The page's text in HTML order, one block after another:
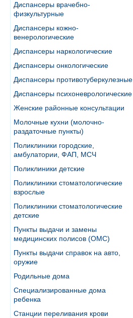
Диспансеры врачебно-
физкультурные
Диспансеры кожно-
венерологические
Диспансеры наркологические
Диспансеры онкологические
Диспансеры противотуберкулезные
Диспансеры психоневрологические
Женские районные консультации
Молочные кухни (молочно-
раздаточные пункты)
Поликлиники городские,
амбулатории, ФАП, МСЧ
Поликлиники детские
Поликлиники стоматологические
взрослые
Поликлиники стоматологические
детские
Пункты выдачи и замены
медицинских полисов (ОМС)
Пункты выдачи справок на авто,
оружие
Родильные дома
Специализированные дома
ребенка
Станции переливания крови